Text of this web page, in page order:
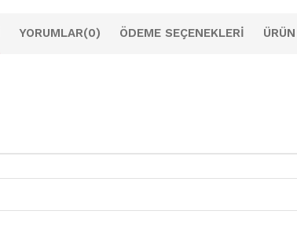
YORUMLAR(0) ÖDEME SEÇENEKLERI